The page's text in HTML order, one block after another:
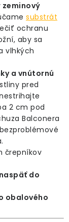
zeminový
substrát
ochranu
aby sa
vlhkých
a vnútornú
pred
2 cm pod
Balconera
do